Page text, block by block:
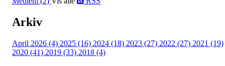
Arkiv
April 2026 (4) 2025 (16) 2024 (18) 2023 (27) 2022 (27) 2021 (19)
2020 (41) 2019 (33) 2018 (4)